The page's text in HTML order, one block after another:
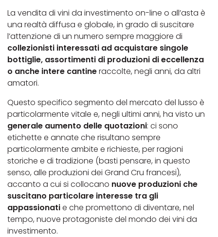
La vendita di vini da investimento on-line o all’asta è
una realtà diffusa e globale, in grado di suscitare
l’attenzione di un numero sempre maggiore di
collezionisti interessati ad acquistare singole
bottiglie, assortimenti di produzioni di eccellenza
o anche intere cantineraccolte, negli anni, da altri
amatori.
Questo specifico segmento del mercato del lusso è
particolarmente vitale e, negli ultimi anni, ha visto un
generale aumento delle quotazioni: ci sono
etichette e annate che risultano sempre
particolarmente ambite e richieste, per ragioni
storiche e di tradizione (basti pensare, in questo
senso, alle produzioni dei Grand Cru francesi),
accanto a cui si collocano nuove produzioni che
suscitano particolare interesse tra gli
appassionatie che promettono di diventare, nel
tempo, nuove protagoniste del mondo dei vini da
investimento.